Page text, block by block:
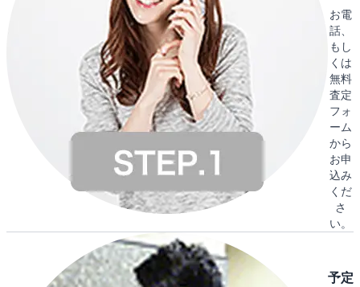
お電
話、
もし
くは
無料
査定
フォ
ーム
から
お申
込み
くだ
さ
い。
予定